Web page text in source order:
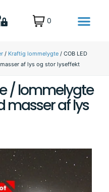
0
/ Kraftig lommelygte / COB LED
af lys og stor lyseffekt
/ lommelygte
masser af lys